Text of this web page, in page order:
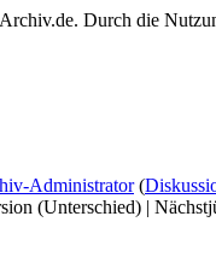
Durch die
Administrator (
(Unterschied) |